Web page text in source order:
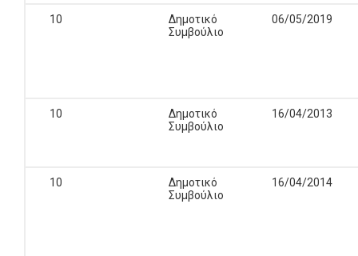
10
Δημοτικό
Συμβούλιο
06/05/2019
10
Δημοτικό
Συμβούλιο
16/04/2013
10
Δημοτικό
Συμβούλιο
16/04/2014